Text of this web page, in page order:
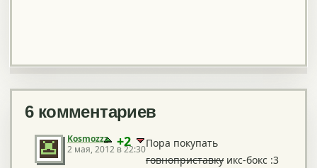
6 комментариев
Kosmozzz
2 мая, 2012 в 22:30
+2
Пора покупать
говноприставку икс-бокс :3